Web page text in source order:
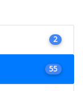
2
55